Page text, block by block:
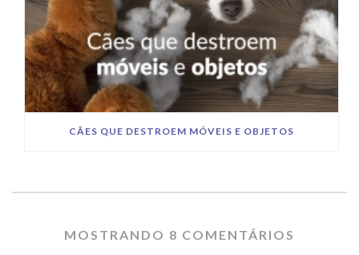
CÃES QUE DESTROEM MÓVEIS E OBJETOS
MOSTRANDO 8 COMENTÁRIOS